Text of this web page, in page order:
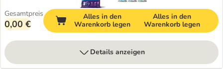
Gesamtpreis
0,00 €
Alles in den
Warenkorb legen
Alles in den
Warenkorb legen
Details anzeigen